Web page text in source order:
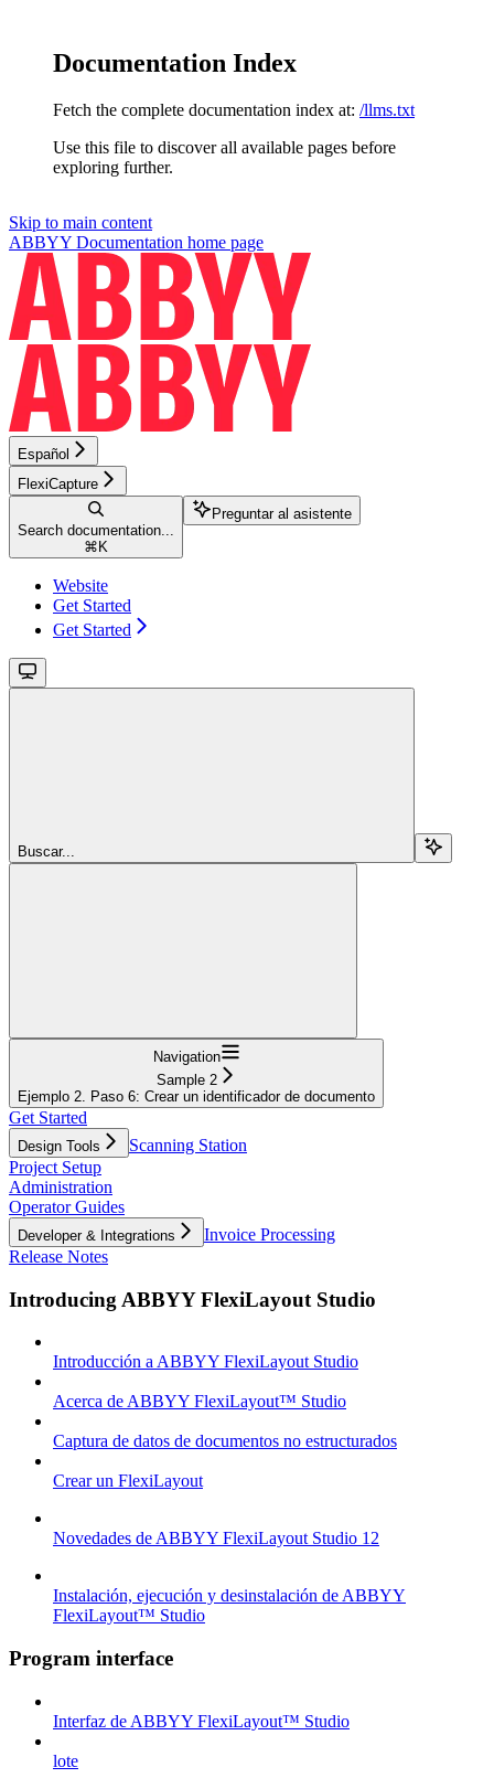
Documentation Index
Fetch the complete documentation index at: /llms.txt
Use this file to discover all available pages before
exploring further.
Skip to main content
ABBYY Documentation home page
Español
FlexiCapture
Search documentation...
⌘ K
Preguntar al asistente
Website
Get Started
Get Started
Buscar...
Navigation
Sample 2
Ejemplo 2. Paso 6: Crear un identificador de documento
Get Started
Design Tools
Scanning Station
Project Setup
Administration
Operator Guides
Developer & Integrations
Invoice Processing
Release Notes
Introducing ABBYY FlexiLayout Studio
Introducción a ABBYY FlexiLayout Studio
Acerca de ABBYY FlexiLayout™ Studio
Captura de datos de documentos no estructurados
Crear un FlexiLayout
Novedades de ABBYY FlexiLayout Studio 12
Instalación, ejecución y desinstalación de ABBYY
FlexiLayout™ Studio
Program interface
Interfaz de ABBYY FlexiLayout™ Studio
lote